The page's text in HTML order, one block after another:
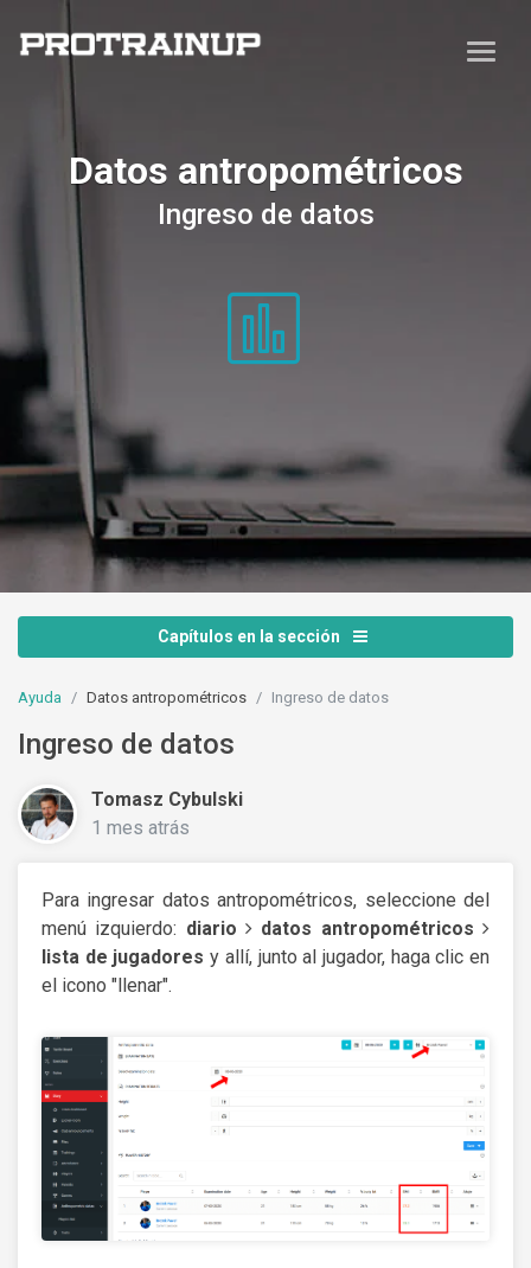
Datos antropométricos
Ingreso de datos
Capítulos en la sección
Ayuda Datos antropométricos Ingreso de datos
Ingreso de datos
Tomasz Cybulski
1 mes atrás
Para ingresar datos antropométricos, seleccione del
menú izquierdo: diario
datos antropométricos
lista de jugadores y allí, junto al jugador, haga clic en
el icono "llenar".